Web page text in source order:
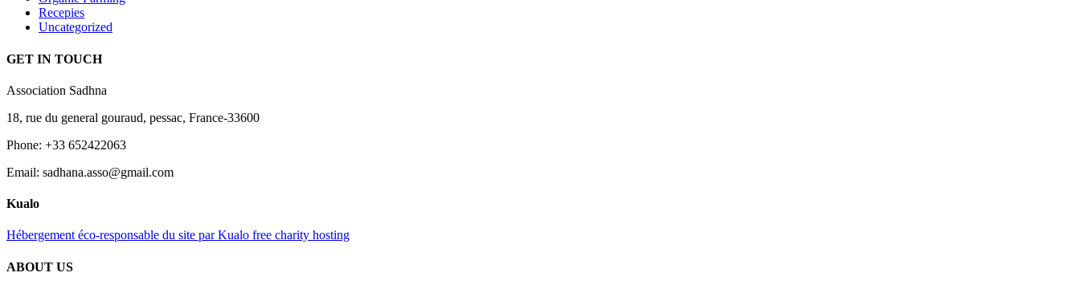
Recepies
Uncategorized
GET IN TOUCH
Association Sadhna
18, rue du general gouraud, pessac, France-33600
Phone: +33 652422063
Email: sadhana.asso@gmail.com
Kualo
Hébergement éco-responsable du site par Kualo free charity hosting
ABOUT US